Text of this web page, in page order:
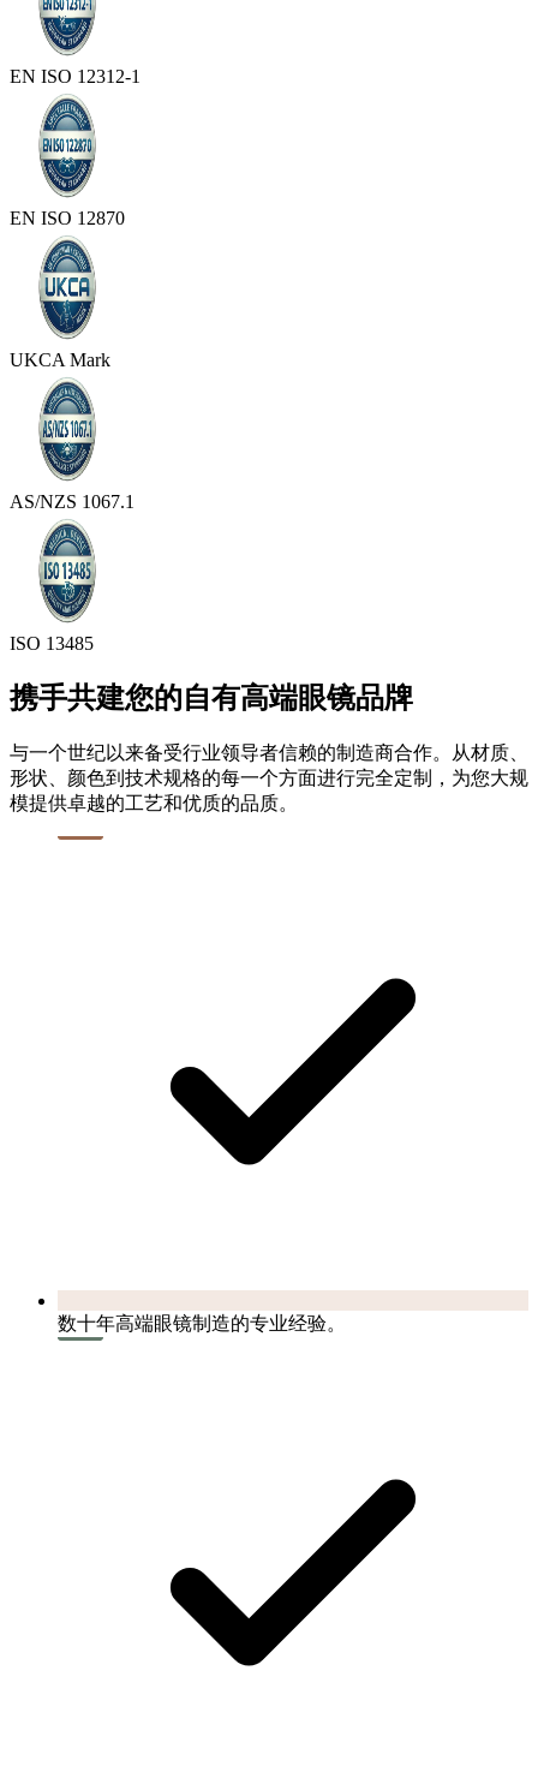
EN ISO 12312-1
EN ISO 12870
UKCA Mark
AS/NZS 1067.1
ISO 13485
携手共建您的自有高端眼镜品牌
与一个世纪以来备受行业领导者信赖的制造商合作。从材质、
形状、颜色到技术规格的每一个方面进行完全定制，为您大规
模提供卓越的工艺和优质的品质。
数十年高端眼镜制造的专业经验。